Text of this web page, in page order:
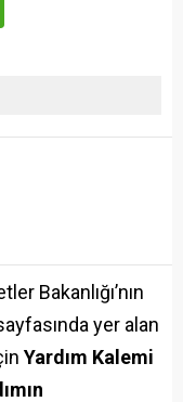
Bakanlığı’nın
yer alan
Yardım Kalemi